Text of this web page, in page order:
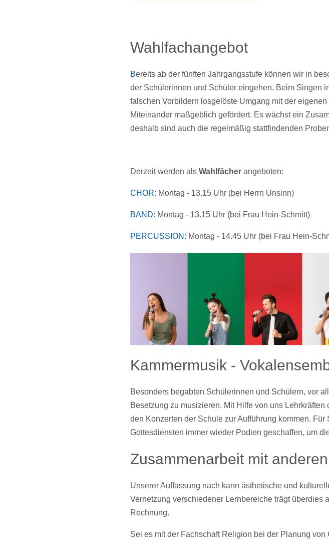
Wahlfachangebot
Bereits ab der fünften Jahrgangsstufe können wir in besonderer Art und Weise auf die individuelle musikalische Begabung und Interessenslage
der Schülerinnen und Schüler eingehen. Beim Singen
falschen Vorbildern losgelöste Umgang mit der
Miteinander maßgeblich gefördert. Es wächst ein
deshalb sind auch die regelmäßig stattfindenden
Derzeit werden als Wahlfächer angeboten:
CHOR: Montag - 13.15 Uhr (bei Herrn Unsinn)
BAND: Montag - 13.15 Uhr (bei Frau Hein-Schmitt)
PERCUSSION : Montag - 14.45 Uhr (bei Frau Hein-
Kammermusik -
Besonders begabten Schülerinnen und Schülern, vor
Besetzung zu musizieren. Mit Hilfe von uns
den Konzerten der Schule zur Aufführung kommen. Für
Gottesdiensten immer wieder Podien geschaffen, um
Zusammenarbeit mit
Unserer Auffassung nach kann ästhetische und
Vernetzung verschiedener Lernbereiche trägt überdies
Rechnung.
Sei es mit der Fachschaft Religion bei der Planung